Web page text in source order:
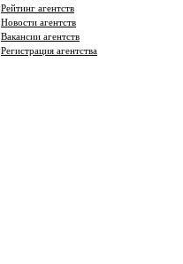
Рейтинг агентств
Новости агентств
Вакансии агентств
Регистрация агентства